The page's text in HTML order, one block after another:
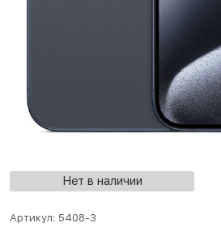
Нет в наличии
Артикул: 5408-3